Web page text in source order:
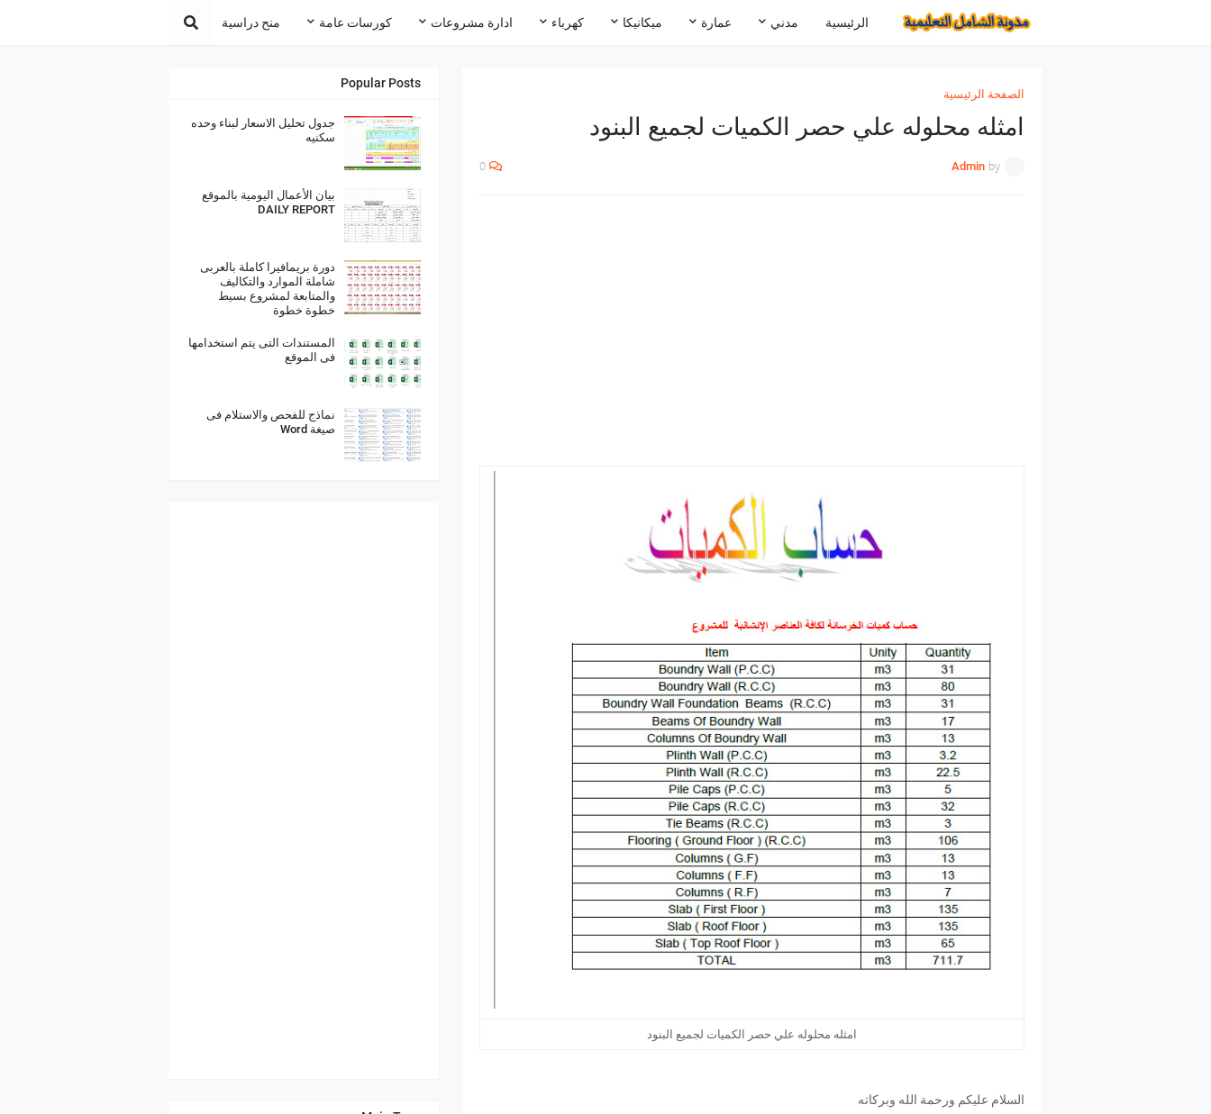
الرئيسية مدني عمارة ميكانيكا كهرباء ادارة مشروعات كورسات عامة منح دراسية
الصفحة الرئيسية
امثله محلوله علي حصر الكميات لجميع البنود
by
Admin
0
امثله محلوله علي حصر الكميات لجميع البنود
السلام عليكم ورحمة الله وبركاته
Popular Posts
جدول تحليل الاسعار لبناء وحده
سكنيه
بيان الأعمال اليومية بالموقع
DAILY REPORT
دورة بريمافيرا كاملة بالعربى
شاملة الموارد والتكاليف
والمتابعة لمشروع بسيط
خطوة خطوة
المستندات التى يتم استخدامها
فى الموقع
نماذج للفحص والاستلام فى
صيغة Word